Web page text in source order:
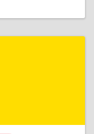
г.о. город
ул,